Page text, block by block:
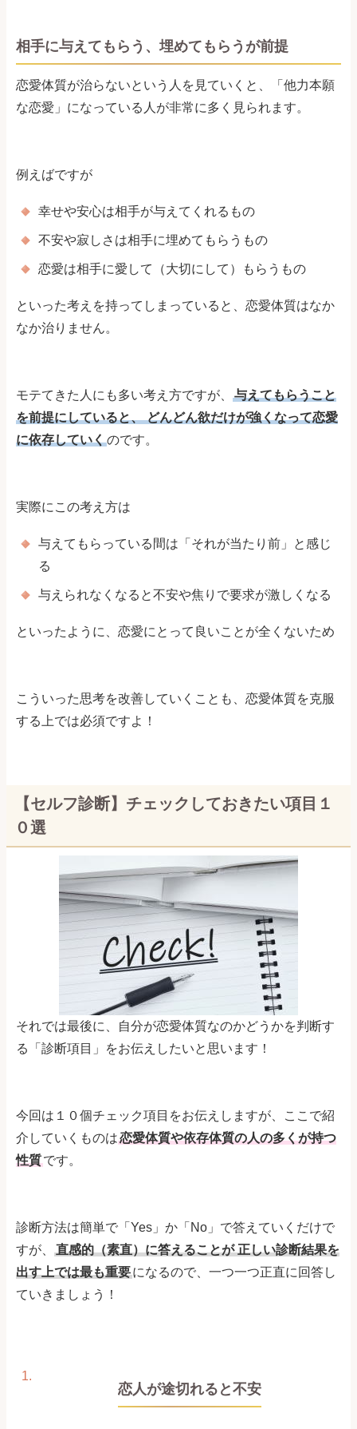
相手に与えてもらう、埋めてもらうが前提
恋愛体質が治らないという人を見ていくと、「他力本願
な恋愛」になっている人が非常に多く見られます。
例えばですが
幸せや安心は相手が与えてくれるもの
不安や寂しさは相手に埋めてもらうもの
恋愛は相手に愛して（大切にして）もらうもの
といった考えを持ってしまっていると、恋愛体質はなか
なか治りません。
モテてきた人にも多い考え方ですが、
与えてもらうこと
を前提にしていると、 どんどん欲だけが強くなって恋愛
に依存していくのです。
実際にこの考え方は
与えてもらっている間は「それが当たり前」と感じ
る
与えられなくなると不安や焦りで要求が激しくなる
といったように、恋愛にとって良いことが全くないため
こういった思考を改善していくことも、恋愛体質を克服
する上では必須ですよ！
【セルフ診断】チェックしておきたい項目１
０選
それでは最後に、自分が恋愛体質なのかどうかを判断す
る「診断項目」をお伝えしたいと思います！
今回は１０個チェック項目をお伝えしますが、ここで紹
介していくものは恋愛体質や依存体質の人の多くが持つ
性質です。
診断方法は簡単で「Yes」か「No」で答えていくだけで
すが、
直感的（素直）に答えることが 正しい診断結果を
出す上では最も重要になるので、一つ一つ正直に回答し
ていきましょう！
恋人が途切れると不安